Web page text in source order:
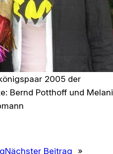
2005 der
Bernd Potthoff und
Nächster Beitrag »